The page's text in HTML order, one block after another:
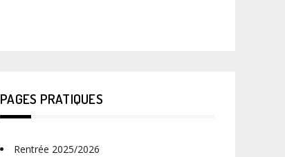
PAGES PRATIQUES
Rentrée 2025/2026